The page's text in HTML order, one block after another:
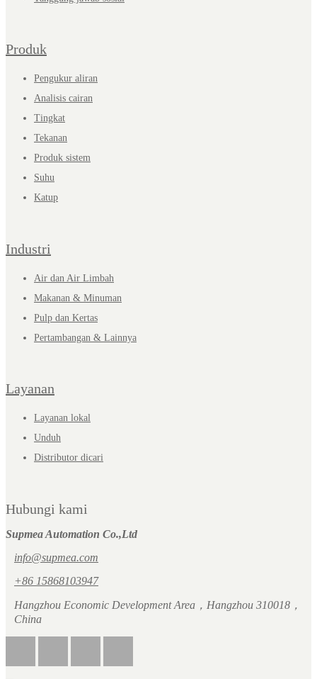
Produk
Pengukur aliran
Analisis cairan
Tingkat
Tekanan
Produk sistem
Suhu
Katup
Industri
Air dan Air Limbah
Makanan & Minuman
Pulp dan Kertas
Pertambangan & Lainnya
Layanan
Layanan lokal
Unduh
Distributor dicari
Hubungi kami
Supmea Automation Co.,Ltd
info@supmea.com
+86 15868103947
Hangzhou Economic Development Area，Hangzhou 310018，
China